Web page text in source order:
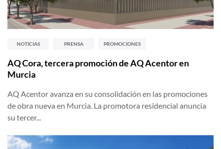
NOTICIAS PRENSA PROMOCIONES
AQ Cora, tercera promoción de AQ Acentor en
Murcia
AQ Acentor avanza en su consolidación en las promociones
de obra nueva en Murcia. La promotora residencial anuncia
su tercer...